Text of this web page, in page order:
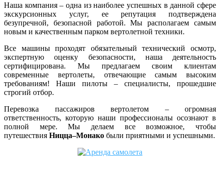
Наша компания – одна из наиболее успешных в данной сфере
экскурсионных услуг, ее репутация подтверждена
безупречной, безопасной работой. Мы располагаем самым
новым и качественным парком вертолетной техники.
Все машины проходят обязательный технический осмотр,
экспертную оценку безопасности, наша деятельность
сертифицирована. Мы предлагаем своим клиентам
современные вертолеты, отвечающие самым высоким
требованиям! Наши пилоты – специалисты, прошедшие
строгий отбор.
Перевозка пассажиров вертолетом – огромная
ответственность, которую наши профессионалы осознают в
полной мере. Мы делаем все возможное, чтобы
путешествия Ницца–Монако были приятными и успешными.